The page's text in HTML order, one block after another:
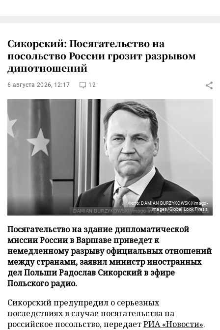
Сикорский: Посягательство на
посольство России грозит разрывом
дипотношений
6 августа 2026, 12:17 12
Фото: DAMIAN BURZYKOWSKI/imago-
images/Global Look Press
Посягательство на здание дипломатической
миссии России в Варшаве приведет к
немедленному разрыву официальных отношений
между странами, заявил министр иностранных
дел Польши Радослав Сикорский в эфире
Польского радио.
Сикорский предупредил о серьезных
последствиях в случае посягательства на
российское посольство, передаетРИА «Новости».